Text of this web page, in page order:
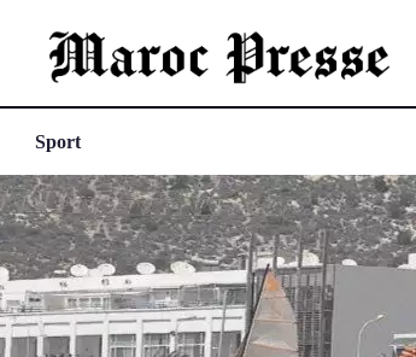
Sport